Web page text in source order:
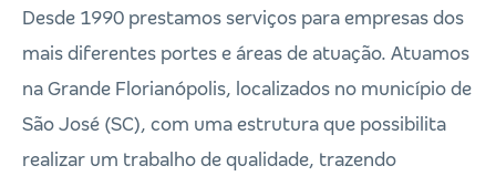
Desde 1990 prestamos serviços para empresas dos
mais diferentes portes e áreas de atuação. Atuamos
na Grande Florianópolis, localizados no município de
São José (SC), com uma estrutura que possibilita
realizar um trabalho de qualidade, trazendo